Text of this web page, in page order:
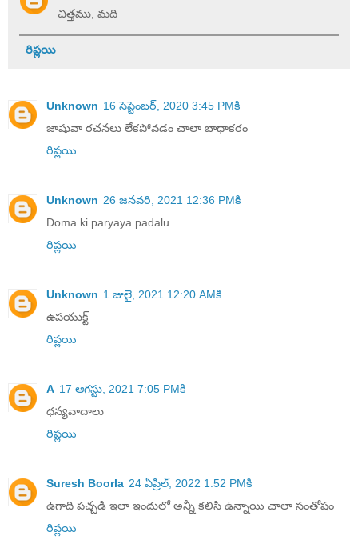
చిత్తము, మది
రిప్లయి
Unknown 16 సెప్టెంబర్, 2020 3:45 PMకి
జాషువా రచనలు లేకపోవడం చాలా బాధాకరం
రిప్లయి
Unknown 26 జనవరి, 2021 12:36 PMకి
Doma ki paryaya padalu
రిప్లయి
Unknown 1 జులై, 2021 12:20 AMకి
ఉపయుక్ట్
రిప్లయి
A 17 ఆగస్టు, 2021 7:05 PMకి
ధన్యవాదాలు
రిప్లయి
Suresh Boorla 24 ఏప్రిల్, 2022 1:52 PMకి
ఉగాది పచ్చడి ఇలా ఇందులో అన్నీ కలిసి ఉన్నాయి చాలా సంతోషం
రిప్లయి